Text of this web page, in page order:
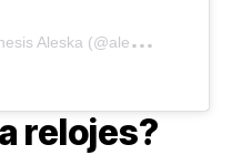
A
post shared by Genesis Aleska (@aleskagenesis)
relojes?